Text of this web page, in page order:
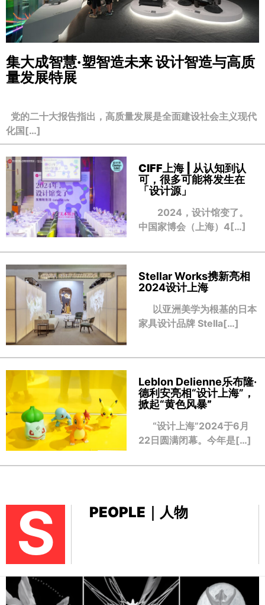
集大成智慧·塑智造未来设计智造与高质
量发展特展
党的二十大报告指出，高质量发展是全面建设社会主义现代
化国[…]
CIFF上海 | 从认知到认
可，很多可能将发生在
「设计源」
2024，设计馆变了。
中国家博会（上海）4[…]
Stellar Works携新亮相
2024设计上海
以亚洲美学为根基的日本
家具设计品牌 Stella[…]
Leblon Delienne乐布隆·
德利安亮相“设计上海”，
掀起“黄色风暴”
“设计上海”2024于6月
22日圆满闭幕。今年是[…]
S PEOPLE｜人物